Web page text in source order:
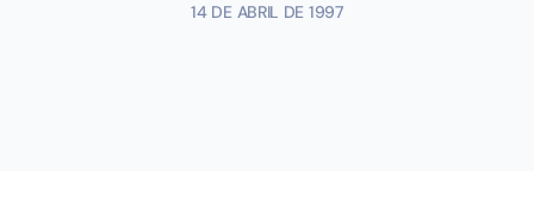
14 DE ABRIL DE 1997